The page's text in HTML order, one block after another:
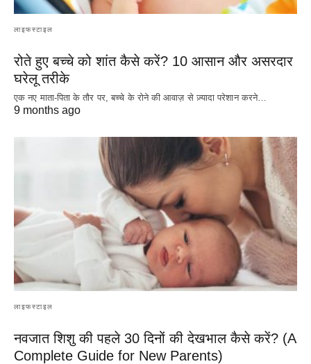
लाइफस्टाइल
रोते हुए बच्चे को शांत कैसे करें? 10 आसान और असरदार
घरेलू तरीके
एक नए माता-पिता के तौर पर, बच्चे के रोने की आवाज़ से ज़्यादा परेशान करने…
9 months ago
लाइफस्टाइल
नवजात शिशु की पहले 30 दिनों की देखभाल कैसे करें? (A
Complete Guide for New Parents)